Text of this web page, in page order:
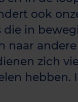
ook
in
naar
zich
hebben.